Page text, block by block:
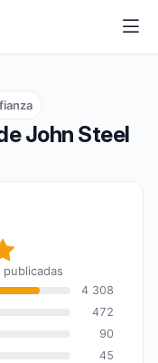
John Steel
global: 9,6
4 308
472
90
45